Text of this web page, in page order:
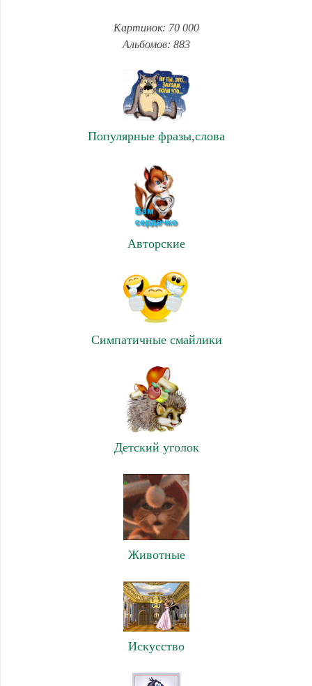
Картинок: 70 000
Альбомов: 883
Популярные фразы,слова
Авторские
Симпатичные смайлики
Детский уголок
Животные
Искусство